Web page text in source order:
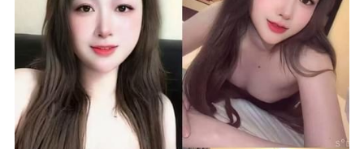
NUSA 1
NUSA 2
NUSA 3
NUSA 4